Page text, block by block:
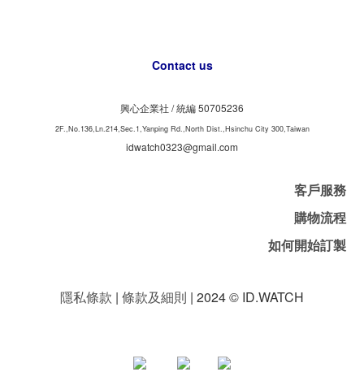
Contact us
興心企業社 /統編 50705236
2F.,No.136,Ln.214,Sec.1,Yanping Rd.,North Dist.,Hsinchu City 300,Taiwan
idwatch0323@gmail.com
客戶服務
購物流程
如何開始訂製
隱私條款 | 條款及細則 | 2024 © ID.WATCH